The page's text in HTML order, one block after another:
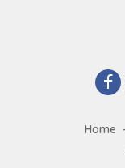
Home